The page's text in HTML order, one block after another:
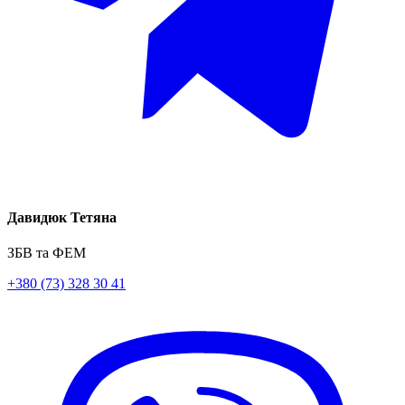
Давидюк Тетяна
ЗБВ та ФЕМ
+380 (73) 328 30 41